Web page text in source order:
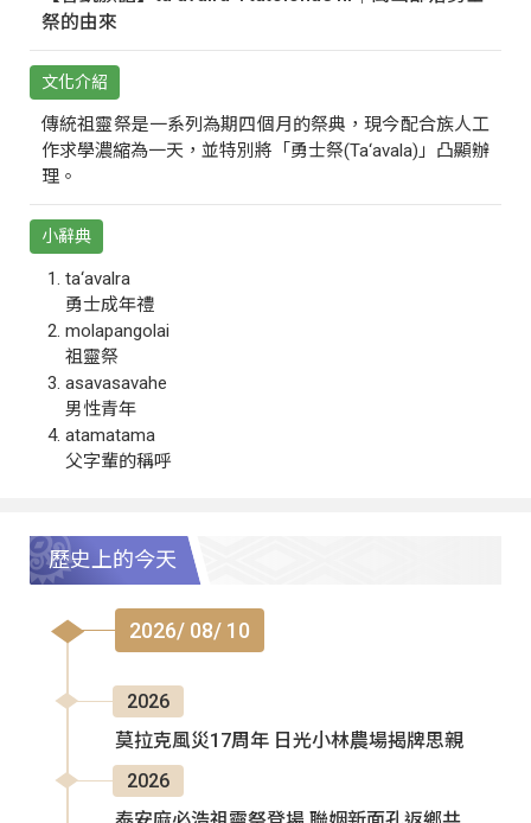
祭的由來
文化介紹
傳統祖靈祭是一系列為期四個月的祭典，現今配合族人工
作求學濃縮為一天，並特別將「勇士祭(Ta‘avala)」凸顯辦
理。
小辭典
ta‘avalra
勇士成年禮
molapangolai
祖靈祭
asavasavahe
男性青年
atamatama
父字輩的稱呼
歷史上的今天
2026/ 08/ 10
2026
莫拉克風災17周年 日光小林農場揭牌思親
2026